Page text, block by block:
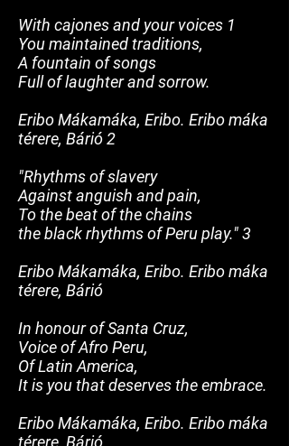
With cajones and your voices 1
You maintained traditions,
A fountain of songs
Full of laughter and sorrow.
Eribo Mákamáka, Eribo. Eribo máka
térere, Bárió 2
"Rhythms of slavery
Against anguish and pain,
To thebeat of the chains
the black rhythms of Peru play." 3
Eribo Mákamáka, Eribo. Eribo máka
térere, Bárió
In honour of Santa Cruz,
Voice of Afro Peru,
Of Latin America,
It is you that deserves the embrace.
Eribo Mákamáka, Eribo. Eribo máka
térere, Bárió